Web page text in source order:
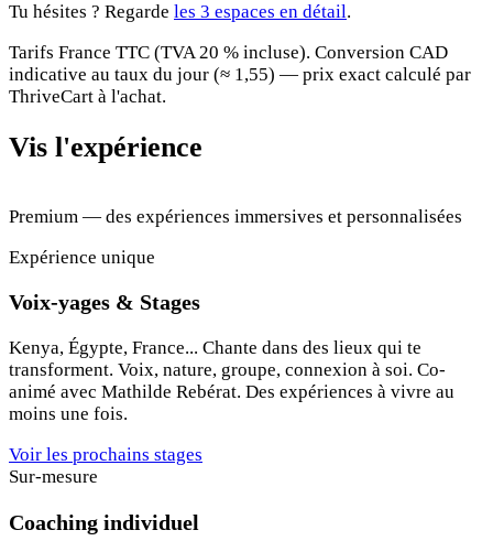
Tu hésites ? Regarde les 3 espaces en détail.
Tarifs France TTC (TVA 20 % incluse). Conversion CAD
indicative au taux du jour (≈ 1,55) — prix exact calculé par
ThriveCart à l'achat.
Vis l'expérience
Premium — des expériences immersives et personnalisées
Expérience unique
Voix-yages & Stages
Kenya, Égypte, France... Chante dans des lieux qui te
transforment. Voix, nature, groupe, connexion à soi. Co-
animé avec Mathilde Rebérat. Des expériences à vivre au
moins une fois.
Voir les prochains stages
Sur-mesure
Coaching individuel